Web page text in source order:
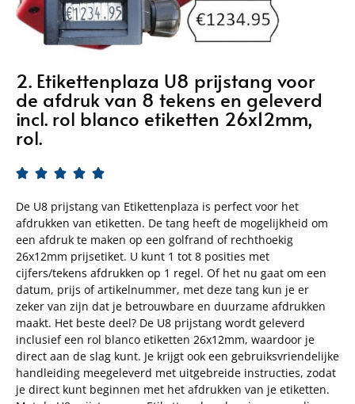
2. Etikettenplaza U8 prijstang voor
de afdruk van 8 tekens en geleverd
incl. rol blanco etiketten 26x12mm,
rol.
    
De U8 prijstang van Etikettenplaza is perfect voor het
afdrukken van etiketten. De tang heeft de mogelijkheid om
een afdruk te maken op een golfrand of rechthoekig
26x12mm prijsetiket. U kunt 1 tot 8 posities met
cijfers/tekens afdrukken op 1 regel. Of het nu gaat om een
datum, prijs of artikelnummer, met deze tang kun je er
zeker van zijn dat je betrouwbare en duurzame afdrukken
maakt. Het beste deel? De U8 prijstang wordt geleverd
inclusief een rol blanco etiketten 26x12mm, waardoor je
direct aan de slag kunt. Je krijgt ook een gebruiksvriendelijke
handleiding meegeleverd met uitgebreide instructies, zodat
je direct kunt beginnen met het afdrukken van je etiketten.